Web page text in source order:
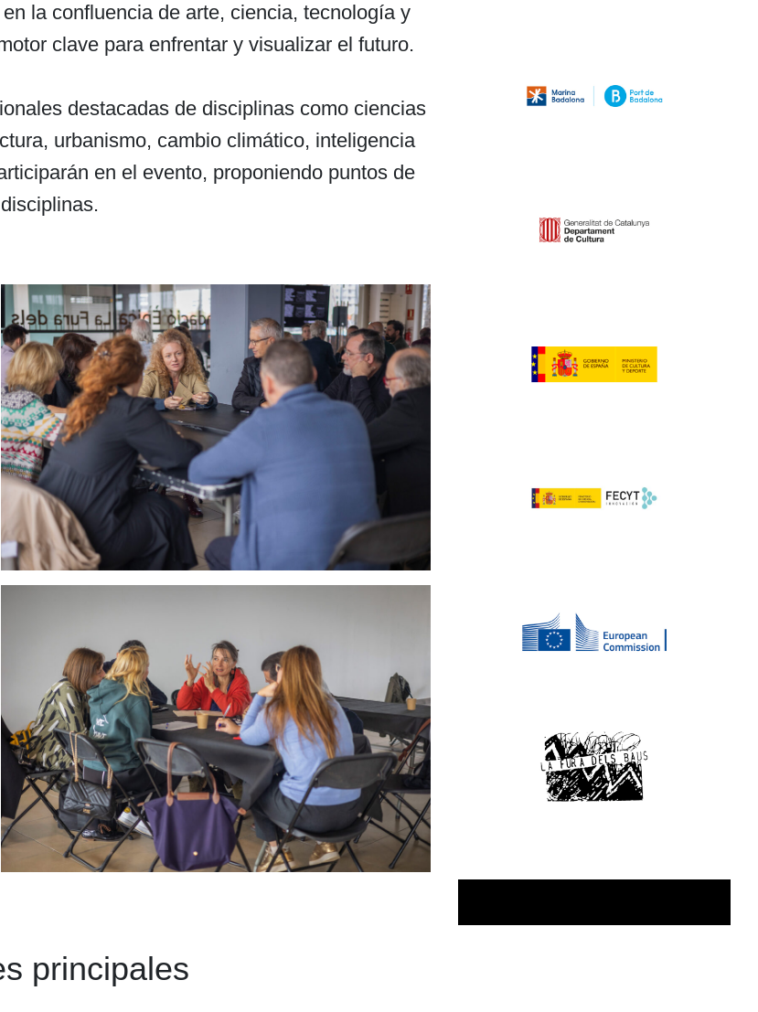
la confluencia de arte, ciencia, tecnología y
clave para enfrentar y visualizar el futuro.
destacadas de disciplinas como ciencias
urbanismo, cambio climático, inteligencia
en el evento, proponiendo puntos de
principales